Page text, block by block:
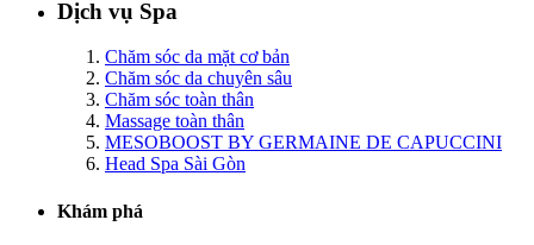
Dịch vụ Spa
Chăm sóc da mặt cơ bản
Chăm sóc da chuyên sâu
Chăm sóc toàn thân
Massage toàn thân
MESOBOOST BY GERMAINE DE CAPUCCINI
Head Spa Sài Gòn
Khám phá